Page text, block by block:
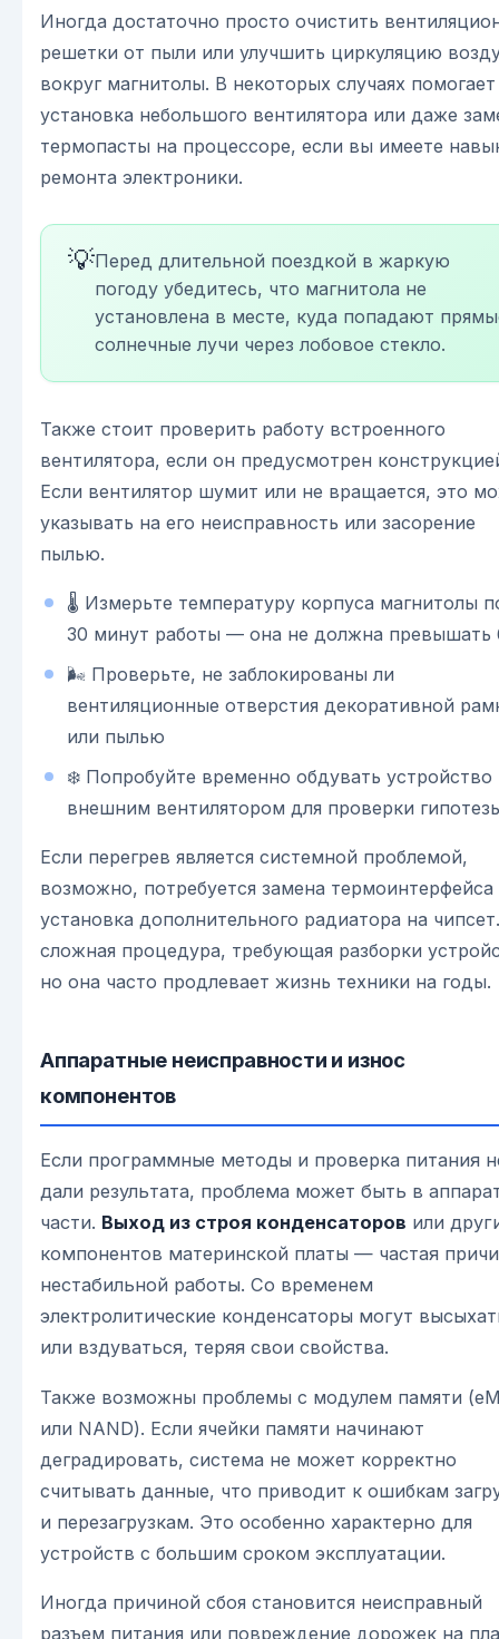
Иногда достаточно просто очистить
решетки от пыли или улучшить циркуляцию
вокруг магнитолы. В некоторых случаях помогает
установка небольшого вентилятора или даже
термопасты на процессоре, если вы имеете
ремонта электроники.
💡Перед длительной поездкой в жаркую
погоду убедитесь, что магнитола не
установлена в месте, куда попадают
солнечные лучи через лобовое стекло.
Также стоит проверить работу встроенного
вентилятора, если он предусмотрен
Если вентилятор шумит или не вращается, это
указывать на его неисправность или засорение
пылью.
🌡️ Измерьте температуру корпуса магнитолы
30 минут работы — она не должна превышать
🌬️ Проверьте, не заблокированы ли
вентиляционные отверстия декоративной
или пылью
❄️ Попробуйте временно обдувать устройство
внешним вентилятором для проверки
Если перегрев является системной проблемой,
возможно, потребуется замена термоинтерфейса
установка дополнительного радиатора на
сложная процедура, требующая разборки
но она часто продлевает жизнь техники на годы.
Аппаратные неисправности и износ
компонентов
Если программные методы и проверка питания
дали результата, проблема может быть в
части. Выход из строя конденсаторов или
компонентов материнской платы — частая
нестабильной работы. Со временем
электролитические конденсаторы могут
или вздуваться, теряя свои свойства.
Также возможны проблемы с модулем памяти
или NAND). Если ячейки памяти начинают
деградировать, система не может корректно
считывать данные, что приводит к ошибкам
и перезагрузкам. Это особенно характерно для
устройств с большим сроком эксплуатации.
Иногда причиной сбоя становится неисправный
разъем питания или повреждение дорожек на